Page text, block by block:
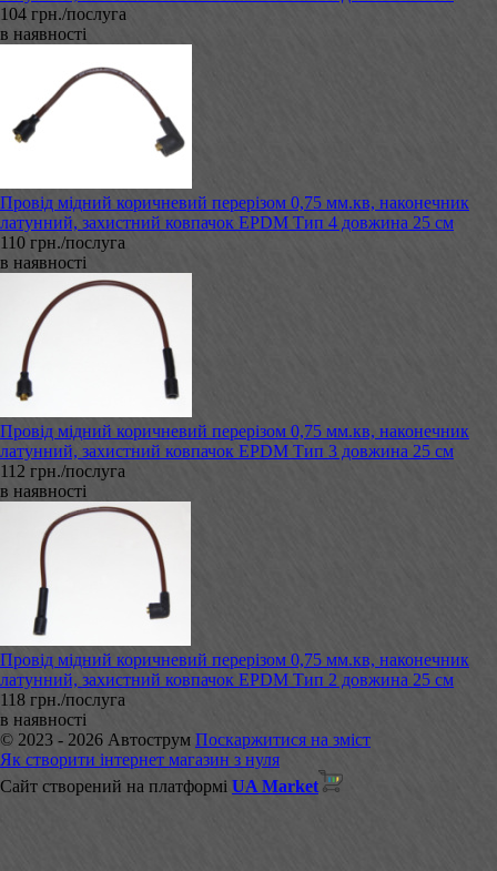
104 грн./послуга
в наявності
Провід мідний коричневий перерізом 0,75 мм.кв, наконечник
латунний, захистний ковпачок EPDM Тип 4 довжина 25 см
110 грн./послуга
в наявності
Провід мідний коричневий перерізом 0,75 мм.кв, наконечник
латунний, захистний ковпачок EPDM Тип 3 довжина 25 см
112 грн./послуга
в наявності
Провід мідний коричневий перерізом 0,75 мм.кв, наконечник
латунний, захистний ковпачок EPDM Тип 2 довжина 25 см
118 грн./послуга
в наявності
© 2023 - 2026 Автострум Поскаржитися на зміст
Як створити інтернет магазин з нуля
Сайт створений на платформі UA Market